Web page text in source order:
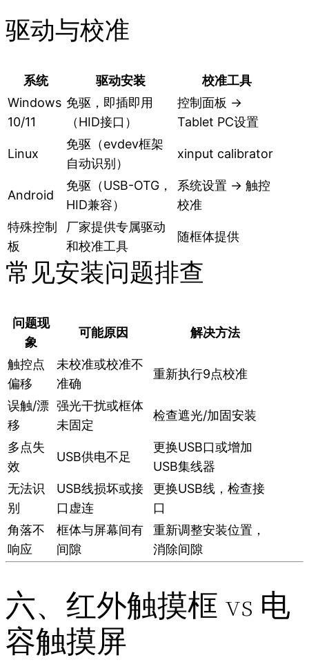
驱动与校准
系统 驱动安装
校准工具
Windows
10/11
免驱，即插即用
（HID接口）
控制面板 →
Tablet PC设置
Linux
免驱（evdev框架
自动识别）
xinput calibrator
Android
免驱（USB-OTG，
HID兼容）
系统设置 → 触控
校准
特殊控制
板
厂家提供专属驱动
和校准工具
随框体提供
常见安装问题排查
问题现
象
可能原因 解决方法
触控点
偏移
未校准或校准不
准确
重新执行9点校准
误触/漂
移
强光干扰或框体
未固定
检查遮光/加固安装
多点失
效
USB供电不足
更换USB口或增加
USB集线器
无法识
别
USB线损坏或接
口虚连
更换USB线，检查接
口
角落不
响应
框体与屏幕间有
间隙
重新调整安装位置，
消除间隙
六、红外触摸框 vs 电
容触摸屏